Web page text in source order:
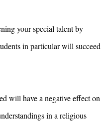
your special talent by
in particular will succeed
will have a negative effect on
in a religious